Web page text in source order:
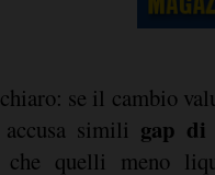
se il cambio
simili gap
che quelli meno